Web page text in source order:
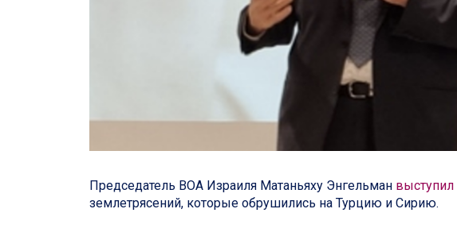
Председатель ВОА Израиля Матаньяху Энгельман выступил
землетрясений, которые обрушились на Турцию и Сирию.